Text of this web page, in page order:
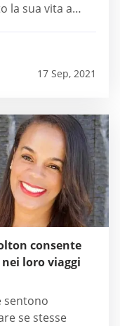
la sua vita a
su sesso,
17 Sep, 2021
consente
loro viaggi
sentono
se stesse